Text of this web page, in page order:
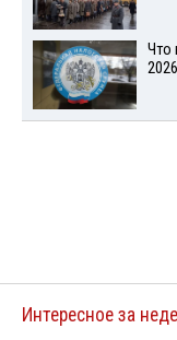
Что
Интересное за